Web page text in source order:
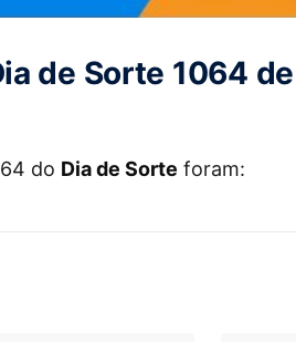
de Sorte 1064
do Dia de Sorte foram: